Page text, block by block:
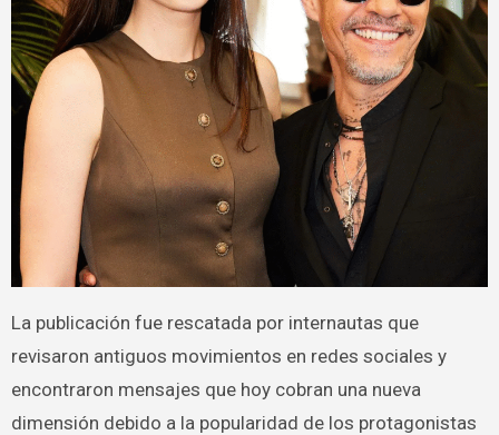
La publicación fue rescatada por internautas que
revisaron antiguos movimientos en redes sociales y
encontraron mensajes que hoy cobran una nueva
dimensión debido a la popularidad de los protagonistas